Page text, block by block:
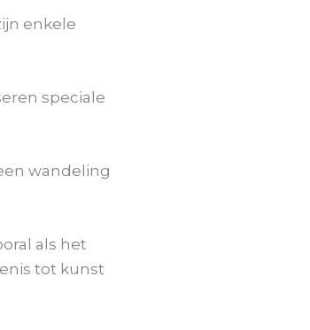
enkele
speciale
wandeling
als het
tot kunst